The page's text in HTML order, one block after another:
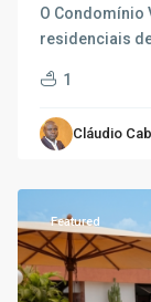
O Condomínio
residenciais
1
Cláudio
Talatona,
Featured